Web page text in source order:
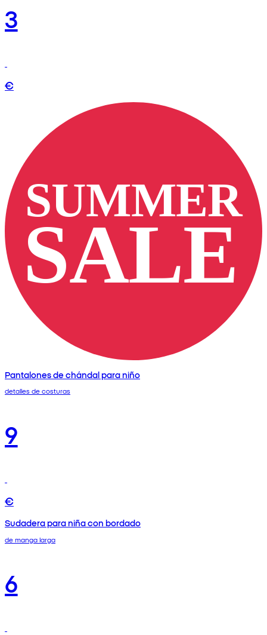
3
€
Pantalones de chándal para niño
detalles de costuras
9
€
Sudadera para niña con bordado
de manga larga
6